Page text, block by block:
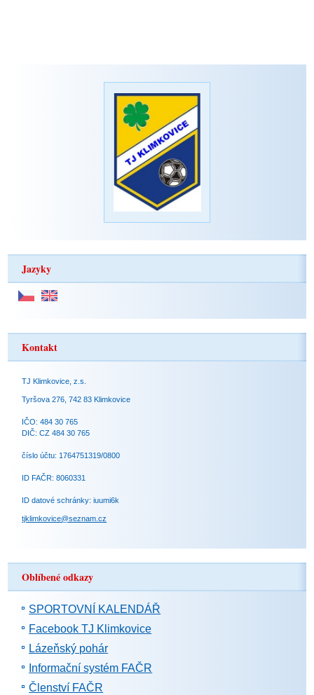
Jazyky
Kontakt
TJ Klimkovice, z.s.
Tyršova 276, 742 83 Klimkovice
IČO: 484 30 765
DIČ: CZ 484 30 765
číslo účtu: 1764751319/0800
ID FAČR: 8060331
ID datové schránky: iuumi6k
tjklimkovice@seznam.cz
Oblíbené odkazy
SPORTOVNÍ KALENDÁŘ
Facebook TJ Klimkovice
Lázeňský pohár
Informační systém FAČR
Členství FAČR